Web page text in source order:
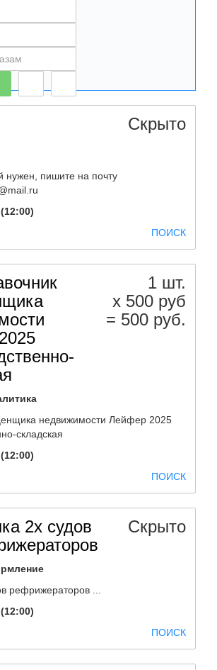
Скрыто
нужен, пишите на почту
ПОИСК
1 шт.
х 500 руб
= 500 руб.
недвижимости Лейфер 2025
складская
ПОИСК
2х судов
Скрыто
рефрижераторов ...
ПОИСК